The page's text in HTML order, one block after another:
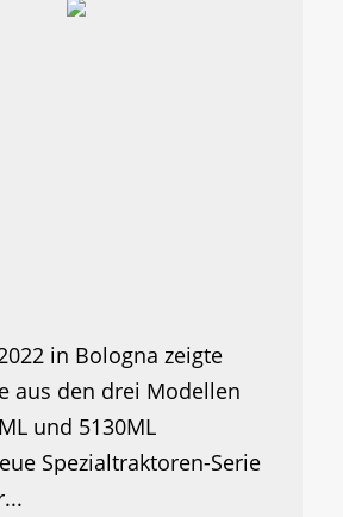
in Bologna zeigte
aus den drei Modellen
und 5130ML
Spezialtraktoren-Serie